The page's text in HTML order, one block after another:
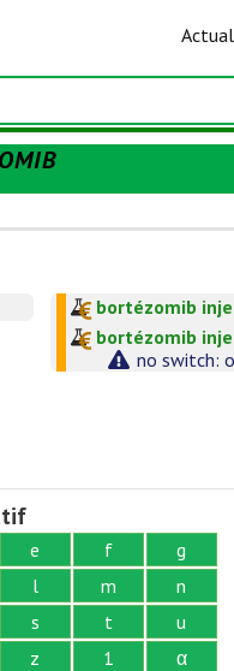
bortézomib
bortézomib
no switch:
e f
g
l m
n
s t
u
z 1
α